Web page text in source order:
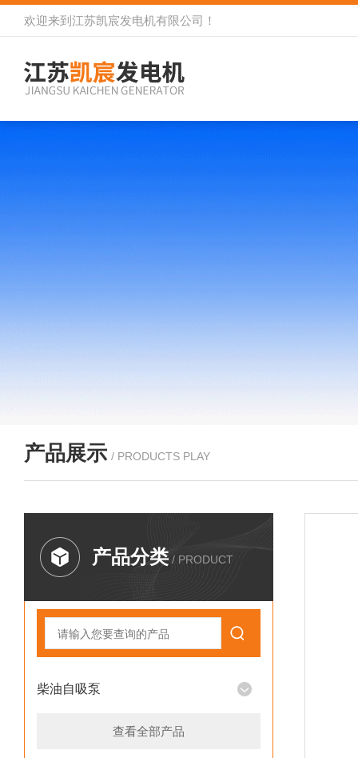
欢迎来到 江苏凯宸发电机有限公司 ！
产品展示 / PRODUCTS PLAY
产品分类 / PRODUCT
柴油自吸泵
查看全部产品